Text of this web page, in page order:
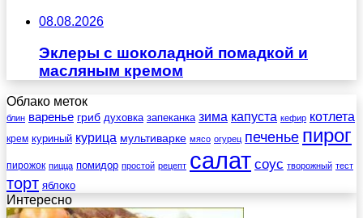
08.08.2026
Эклеры с шоколадной помадкой и
масляным кремом
Облако меток
блин варенье гриб духовка запеканка зима капуста кефир котлета
крем куриный курица мультиварке мясо огурец печенье пирог
пирожок пицца помидор простой рецепт салат соус творожный тест
торт яблоко
Интересно